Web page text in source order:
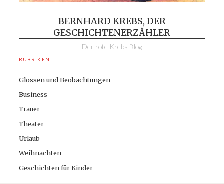
BERNHARD KREBS, DER
GESCHICHTENERZÄHLER
Der rote Krebs Blog
RUBRIKEN
Glossen und Beobachtungen
Business
Trauer
Theater
Urlaub
Weihnachten
Geschichten für Kinder